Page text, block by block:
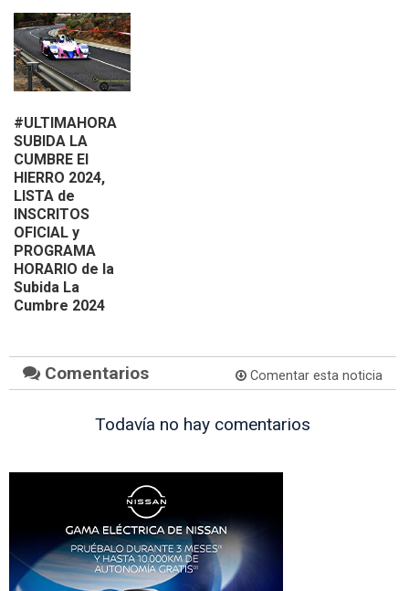
#ULTIMAHORA
SUBIDA LA
CUMBRE El
HIERRO 2024,
LISTA de
INSCRITOS
OFICIAL y
PROGRAMA
HORARIO de la
Subida La
Cumbre 2024
Comentarios Comentar esta noticia
Todavía no hay comentarios